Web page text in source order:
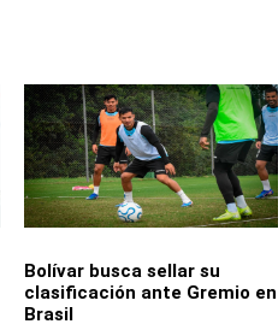
Bolívar busca sellar su
clasificación ante Gremio en
Brasil